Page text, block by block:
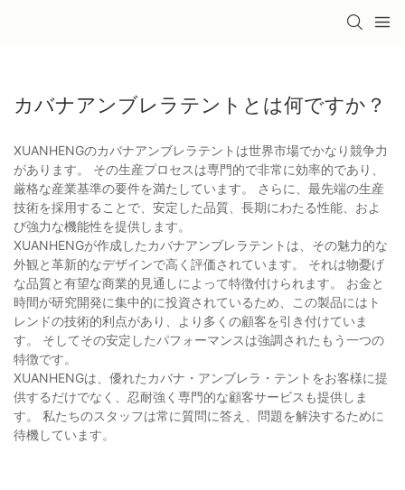
カバナアンブレラテントとは何ですか？
XUANHENGのカバナアンブレラテントは世界市場でかなり競争力
があります。 その生産プロセスは専門的で非常に効率的であり、
厳格な産業基準の要件を満たしています。 さらに、最先端の生産
技術を採用することで、安定した品質、長期にわたる性能、およ
び強力な機能性を提供します。
XUANHENGが作成したカバナアンブレラテントは、その魅力的な
外観と革新的なデザインで高く評価されています。 それは物憂げ
な品質と有望な商業的見通しによって特徴付けられます。 お金と
時間が研究開発に集中的に投資されているため、この製品にはト
レンドの技術的利点があり、より多くの顧客を引き付けていま
す。 そしてその安定したパフォーマンスは強調されたもう一つの
特徴です。
XUANHENGは、優れたカバナ・アンブレラ・テントをお客様に提
供するだけでなく、忍耐強く専門的な顧客サービスも提供しま
す。 私たちのスタッフは常に質問に答え、問題を解決するために
待機しています。